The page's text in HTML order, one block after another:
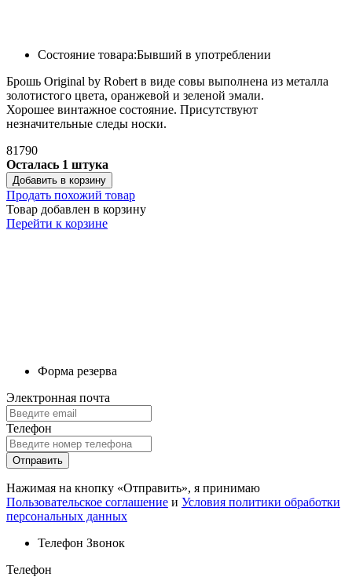
Состояние товара:Бывший в употреблении
Брошь Original by Robert в виде совы выполнена из металла
золотистого цвета, оранжевой и зеленой эмали.
Хорошее винтажное состояние. Присутствуют
незначительные следы носки.
81790
Осталась 1 штука
Добавить в корзину
Продать похожий товар
Товар добавлен в корзину
Перейти к корзине
Форма резерва
Электронная почта
Телефон
Отправить
Нажимая на кнопку «Отправить», я принимаю
Пользовательское соглашение и Условия политики обработки
персональных данных
Телефон Звонок
Телефон